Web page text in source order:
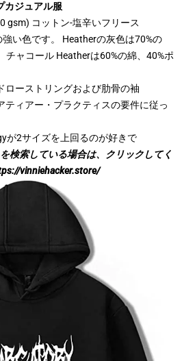
カジュアル服
gsm) コットン-塩辛いフリース
い色です。 Heatherの灰色は70%の
チャコール Heatherは60%の綿、40%ポ
ローストリングおよび肋骨の袖
ティアー・プラクティスの要件に従っ
が2サイズを上回るのが好きで
検索している場合は、クリックしてく
vinniehacker.store/